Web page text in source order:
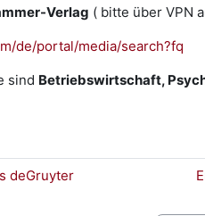
Verlag ( bitte über VPN
de/portal/media/search?fq
sind Betriebswirtschaft,
deGruyter